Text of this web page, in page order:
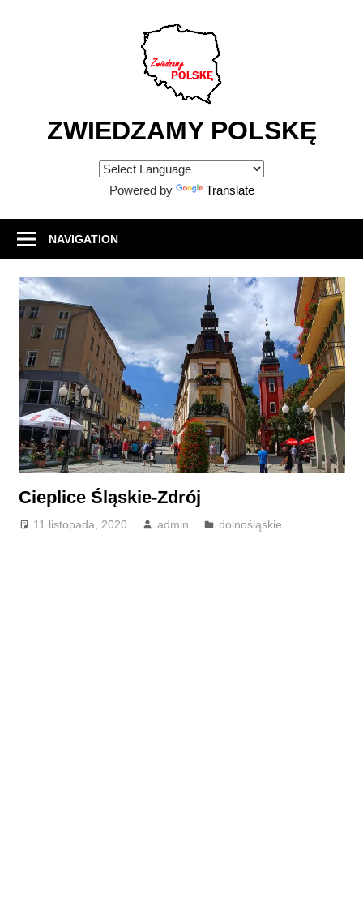
ZWIEDZAMY POLSKĘ
Powered by Translate
NAVIGATION
Cieplice Śląskie-Zdrój
11 listopada, 2020 admin dolnośląskie